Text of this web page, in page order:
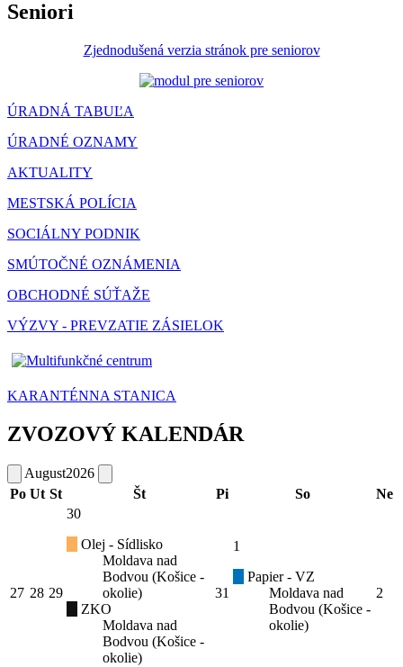
Seniori
Zjednodušená verzia stránok pre seniorov
ÚRADNÁ TABUĽA
ÚRADNÉ OZNAMY
AKTUALITY
MESTSKÁ POLÍCIA
SOCIÁLNY PODNIK
SMÚTOČNÉ OZNÁMENIA
OBCHODNÉ SÚŤAŽE
VÝZVY - PREVZATIE ZÁSIELOK
KARANTÉNNA STANICA
ZVOZOVÝ KALENDÁR
August2026
Po Ut St Št Pi So Ne
27 28 29
30
Olej - Sídlisko
Moldava nad
Bodvou (Košice -
okolie)
ZKO
Moldava nad
Bodvou (Košice -
okolie)
31
1
Papier - VZ
Moldava nad
Bodvou (Košice -
okolie)
2